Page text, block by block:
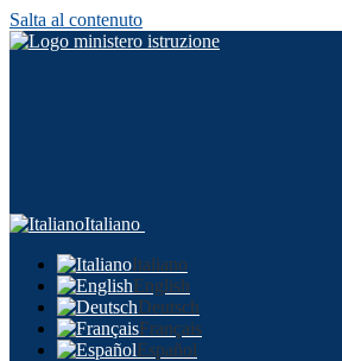
Salta al contenuto
Italiano
Italiano
English
Deutsch
Français
Español